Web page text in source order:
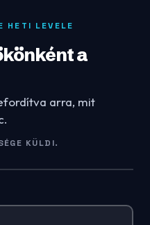
HETI LEVELE
a
arra, mit
KÜLDI.